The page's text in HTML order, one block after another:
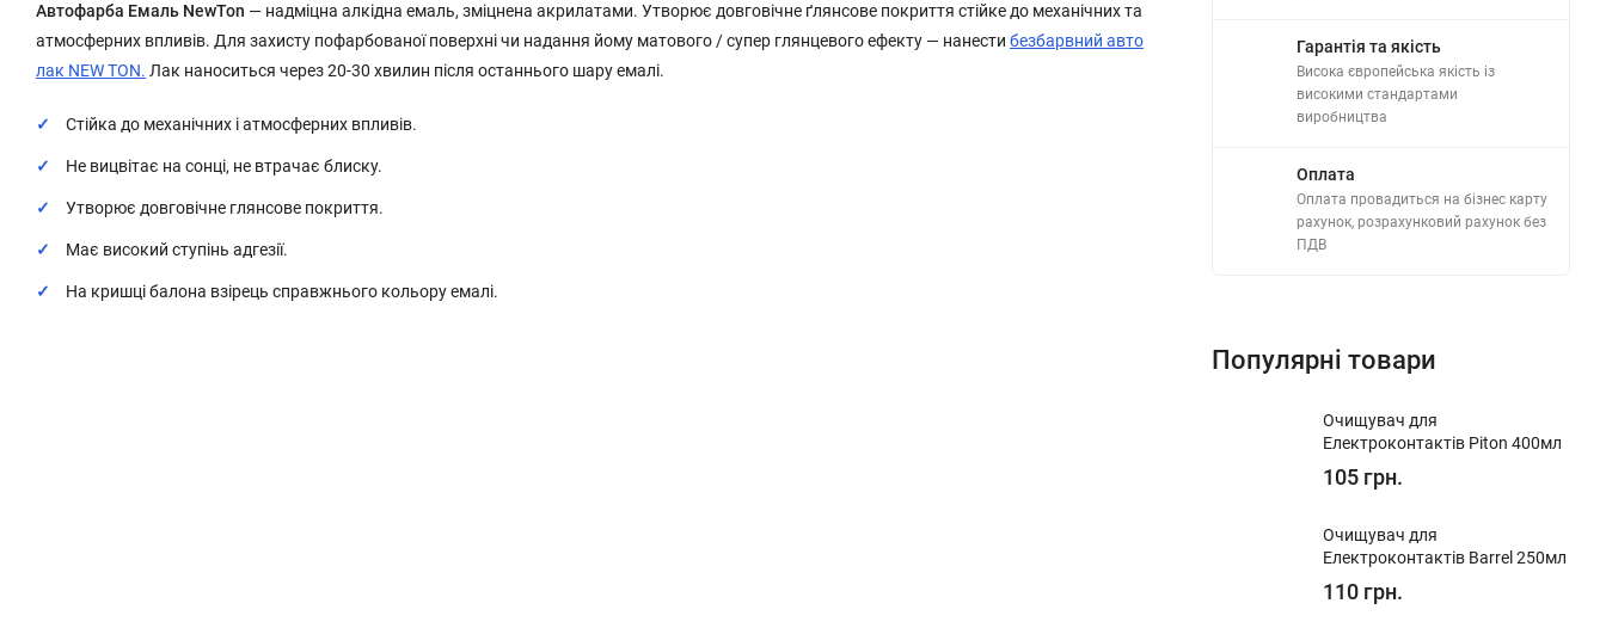
Автофарба Емаль NewTon — надміцна алкідна емаль, зміцнена акрилатами. Утворює довговічне ґлянсове покриття стійке до механічних та
атмосферних впливів. Для захисту пофарбованої поверхні чи надання йому матового / супер глянцевого ефекту — нанести безбарвний авто
лак NEW TON. Лак наноситься через 20-30 хвилин після останнього шару емалі.
Стійка до механічних і атмосферних впливів.
Не вицвітає на сонці, не втрачає блиску.
Утворює довговічне глянсове покриття.
Має високий ступінь адгезії.
На кришці балона взірець справжнього кольору емалі.
Гарантія та якість
Висока європейська якість із
високими стандартами
виробництва
Оплата
Оплата провадиться на бізнес карту
рахунок, розрахунковий рахунок без
ПДВ
Популярні товари
Очищувач для
Електроконтактів Piton 400мл
105 грн.
Очищувач для
Електроконтактів Barrel 250мл
110 грн.